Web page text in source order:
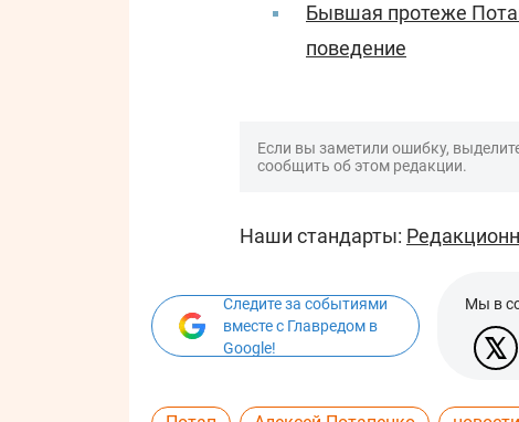
Бывшая протеже
поведение
Если вы заметили ошибку,
сообщить об этом редакции.
Наши стандарты:
Следите за событиями
вместе с Главредом в
Google!
Мы в